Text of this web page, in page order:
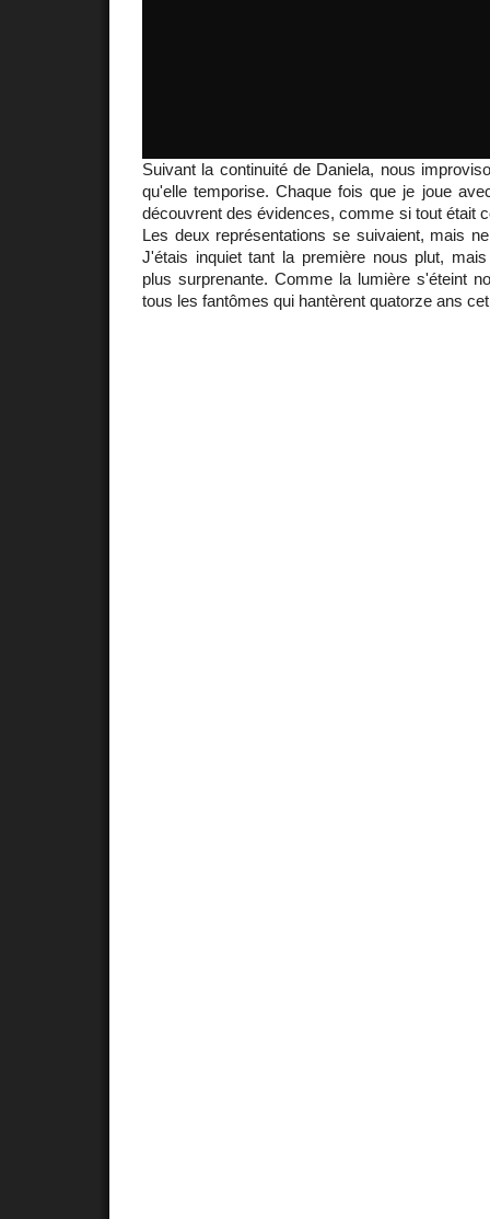
Suivant la continuité de Daniela, nous
qu'elle temporise. Chaque fois que je joue
découvrent des évidences, comme si tout était
Les deux représentations se suivaient, mais
J'étais inquiet tant la première nous plut,
plus surprenante. Comme la lumière s'éteint
tous les fantômes qui hantèrent quatorze ans